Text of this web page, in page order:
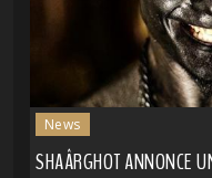
News
SHAÂRGHOT ANNONCE